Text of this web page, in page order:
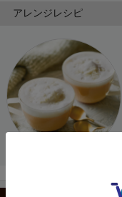
アレンジレシピ